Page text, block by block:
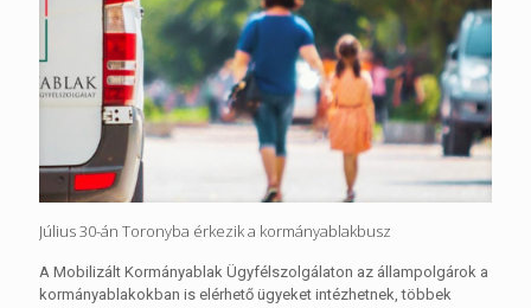
Július 30-án Toronyba érkezik a kormányablakbusz
A Mobilizált Kormányablak Ügyfélszolgálaton az állampolgárok a
kormányablakokban is elérhető ügyeket intézhetnek, többek